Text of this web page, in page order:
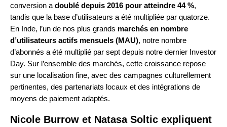
conversion a doublé depuis 2016 pour atteindre 44 %,
tandis que la base d’utilisateurs a été multipliée par quatorze.
En Inde, l’un de nos plus grands marchés en nombre
d’utilisateurs actifs mensuels (MAU), notre nombre
d’abonnés a été multiplié par sept depuis notre dernier Investor
Day. Sur l’ensemble des marchés, cette croissance repose
sur une localisation fine, avec des campagnes culturellement
pertinentes, des partenariats locaux et des intégrations de
moyens de paiement adaptés.
Nicole Burrow et Natasa Soltic expliquent